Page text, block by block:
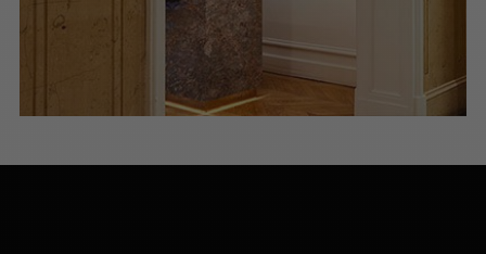
NOUS APPELER
du lundi au samedi (9h-20h)
Via le formulaire de contact
PRENDRE RENDEZ-VOUS